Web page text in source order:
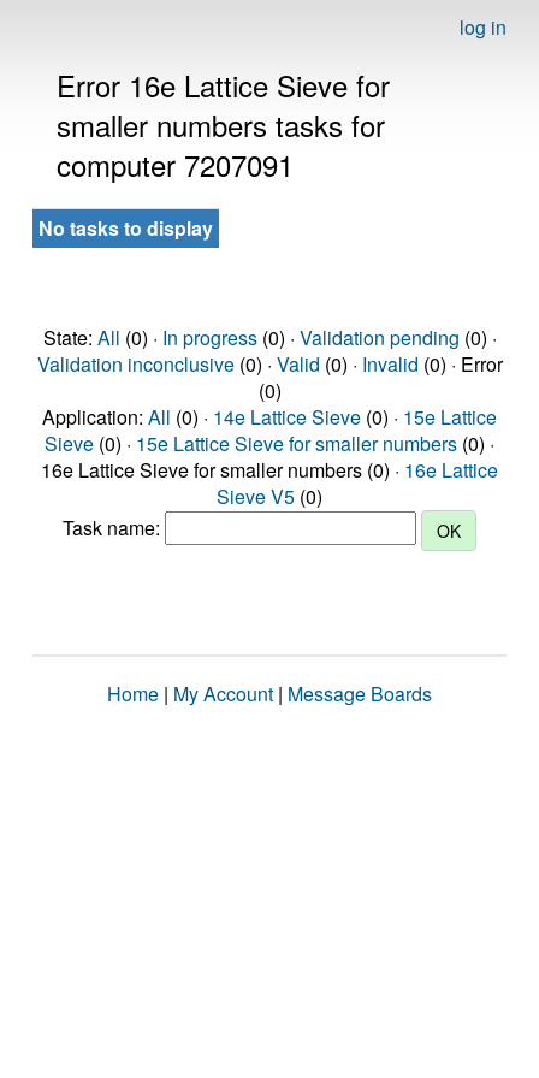
log in
Error 16e Lattice Sieve for
smaller numbers tasks for
computer 7207091
No tasks to display
State: All (0) · In progress(0) · Validation pending (0) ·
Validation inconclusive(0) · Valid (0) · Invalid (0) · Error
(0)
Application: All (0) · 14e Lattice Sieve (0) · 15e Lattice
Sieve (0) · 15e Lattice Sieve for smaller numbers (0) ·
16e Lattice Sieve for smaller numbers (0) · 16e Lattice
Sieve V5 (0)
Task name:
Home | My Account | Message Boards